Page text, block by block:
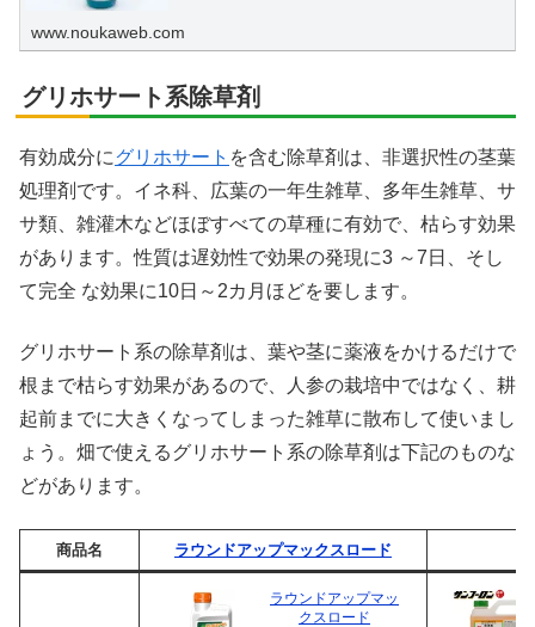
www.noukaweb.com
グリホサート系除草剤
有効成分にグリホサート を含む除草剤は、非選択性の茎葉
処理剤です。イネ科、広葉の一年生雑草、多年生雑草、サ
サ類、雑灌木などほぼすべての草種に有効で、枯らす効果
があります。性質は遅効性で効果の発現に3 ～7日、そし
て完全 な効果に10日～2カ月ほどを要します。
グリホサート系の除草剤は、葉や茎に薬液をかけるだけで
根まで枯らす効果があるので、人参の栽培中ではなく、耕
起前までに大きくなってしまった雑草に散布して使いまし
ょう。畑で使えるグリホサート系の除草剤は下記のものな
どがあります。
商品名 ラウンドアップマックスロード
ラウンドアップマッ
クスロード